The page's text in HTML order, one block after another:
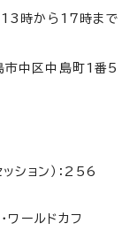
時から17時まで
市中区中島町1番5
ション）：256
ワールドカフ